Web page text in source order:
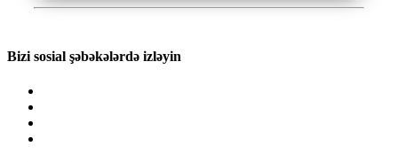
Bizi sosial şəbəkələrdə izləyin